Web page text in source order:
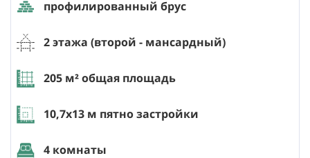
профилированный брус
2 этажа (второй - мансардный)
205 м² общая площадь
10,7х13 м пятно застройки
4 комнаты